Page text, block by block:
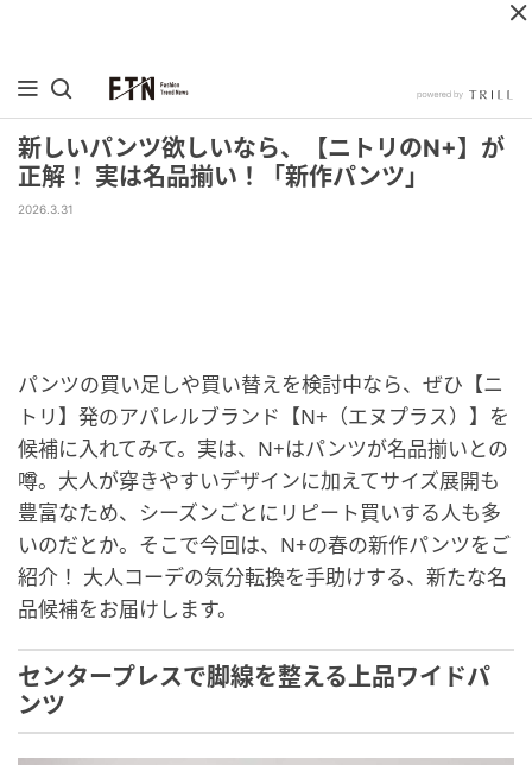
新しいパンツ欲しいなら、【ニトリのN+】が
正解！ 実は名品揃い！「新作パンツ」
2026.3.31
パンツの買い足しや買い替えを検討中なら、ぜひ【ニ
トリ】発のアパレルブランド【N+（エヌプラス）】を
候補に入れてみて。実は、N+はパンツが名品揃いとの
噂。大人が穿きやすいデザインに加えてサイズ展開も
豊富なため、シーズンごとにリピート買いする人も多
いのだとか。そこで今回は、N+の春の新作パンツをご
紹介！ 大人コーデの気分転換を手助けする、新たな名
品候補をお届けします。
センタープレスで脚線を整える上品ワイドパ
ンツ